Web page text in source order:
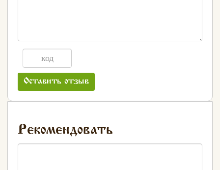
Оставить отзыв
Рекомендовать